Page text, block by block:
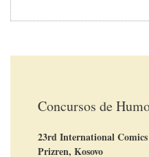
Concursos de
23rd International
Prizren, Kosovo